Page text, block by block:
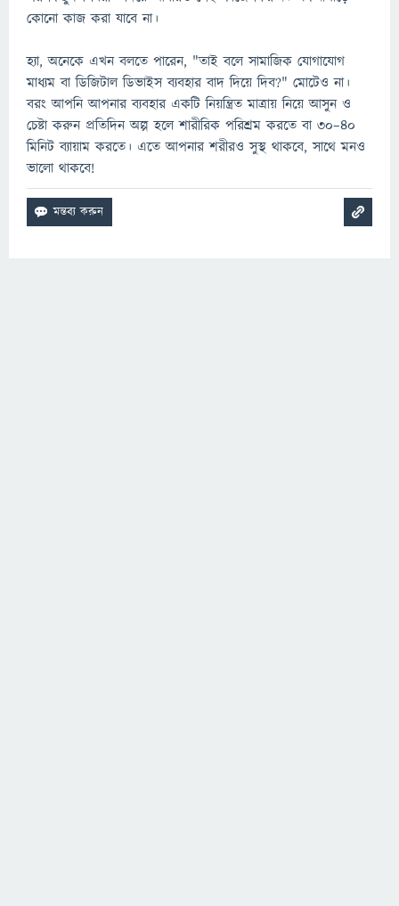
কোনো কাজ করা যাবে না।
হ্যা, অনেকে এখন বলতে পারেন, "তাই বলে সামাজিক যোগাযোগ
মাধ্যম বা ডিজিটাল ডিভাইস ব্যবহার বাদ দিয়ে দিব?" মোটেও না।
বরং আপনি আপনার ব্যবহার একটি নিয়ন্ত্রিত মাত্রায় নিয়ে আসুন ও
চেষ্টা করুন প্রতিদিন অল্প হলে শারীরিক পরিশ্রম করতে বা ৩০–৪০
মিনিট ব্যায়াম করতে। এতে আপনার শরীরও সুস্থ থাকবে, সাথে মনও
ভালো থাকবে!